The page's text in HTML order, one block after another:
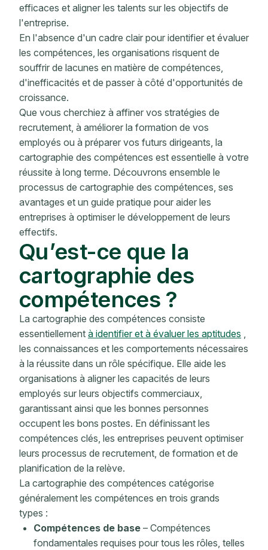
efficaces et aligner les talents sur les objectifs de
l'entreprise.
En l'absence d'un cadre clair pour identifier et évaluer
les compétences, les organisations risquent de
souffrir de lacunes en matière de compétences,
d'inefficacités et de passer à côté d'opportunités de
croissance.
Que vous cherchiez à affiner vos stratégies de
recrutement, à améliorer la formation de vos
employés ou à préparer vos futurs dirigeants, la
cartographie des compétences est essentielle à votre
réussite à long terme. Découvrons ensemble le
processus de cartographie des compétences, ses
avantages et un guide pratique pour aider les
entreprises à optimiser le développement de leurs
effectifs.
Qu’est-ce que la
cartographie des
compétences ?
La cartographie des compétences consiste
essentiellement à identifier et à évaluer les aptitudes ,
les connaissances et les comportements nécessaires
à la réussite dans un rôle spécifique. Elle aide les
organisations à aligner les capacités de leurs
employés sur leurs objectifs commerciaux,
garantissant ainsi que les bonnes personnes
occupent les bons postes. En définissant les
compétences clés, les entreprises peuvent optimiser
leurs processus de recrutement, de formation et de
planification de la relève.
La cartographie des compétences catégorise
généralement les compétences en trois grands
types :
Compétences de base – Compétences
fondamentales requises pour tous les rôles, telles